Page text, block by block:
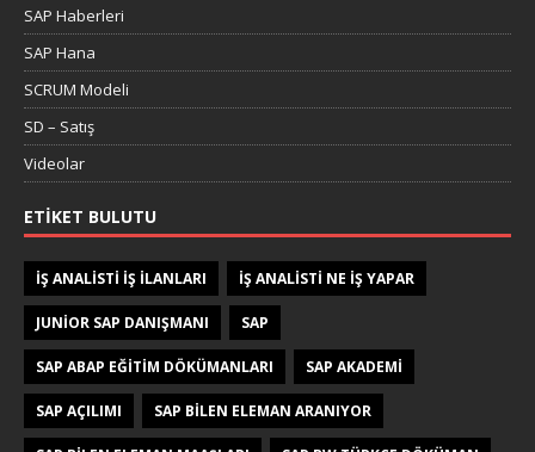
SAP Haberleri
SAP Hana
SCRUM Modeli
SD – Satış
Videolar
ETIKET BULUTU
IŞ ANALISTI IŞ ILANLARI IŞ ANALISTI NE IŞ YAPAR
JUNIOR SAP DANIŞMANI SAP
SAP ABAP EĞITIM DÖKÜMANLARI SAP AKADEMI
SAP AÇILIMI SAP BILEN ELEMAN ARANIYOR